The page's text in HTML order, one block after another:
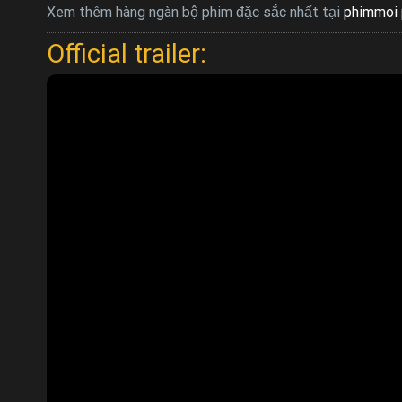
Xem thêm hàng ngàn bộ phim đặc sắc nhất tại phimmoi
Official trailer: